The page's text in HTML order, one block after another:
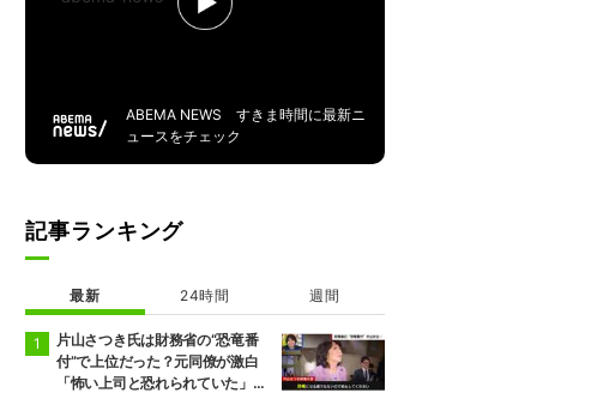
ABEMA NEWS すきま時間に最新ニ
ュースをチェック
記事ランキング
最新 24時間 週間
片山さつき氏は財務省の“恐竜番
付”で上位だった？元同僚が激白
「怖い上司と恐れられていた」